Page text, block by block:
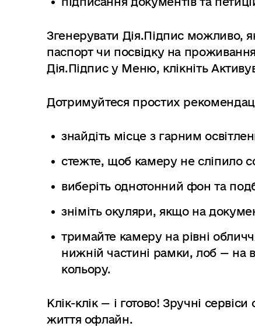
Згенерувати Дія.Підпис можливо,
паспорт чи посвідку на
Дія.Підпис у Меню, клікніть
Дотримуйтеся простих
знайдіть місце з гарним
стежте, щоб камеру не сліпило
виберіть однотонний фон та
зніміть окуляри, якщо на
тримайте камеру на рівні
нижній частині рамки, лоб — на
кольору.
Клік-клік — і готово! Зручні
життя офлайн.